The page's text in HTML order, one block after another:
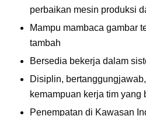
perbaikan mesin produksi
Mampu mambaca gambar
tambah
Bersedia bekerja dalam
Disiplin,
kemampuan kerja tim yang
Penempatan di Kawasan